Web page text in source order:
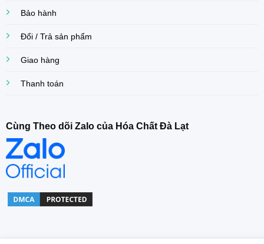
Bảo hành
Đổi / Trả sản phẩm
Giao hàng
Thanh toán
Cùng Theo dõi Zalo của Hóa Chất Đà Lạt